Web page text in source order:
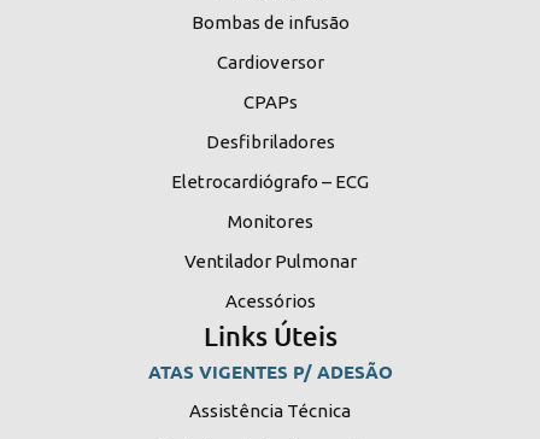
Bombas de infusão
Cardioversor
CPAPs
Desfibriladores
Eletrocardiógrafo – ECG
Monitores
Ventilador Pulmonar
Acessórios
Links Úteis
ATAS VIGENTES P/ ADESÃO
Assistência Técnica